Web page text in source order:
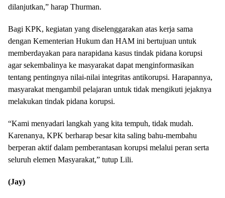
dilanjutkan,” harap Thurman.
Bagi KPK, kegiatan yang diselenggarakan atas kerja sama
dengan Kementerian Hukum dan HAM ini bertujuan untuk
memberdayakan para narapidana kasus tindak pidana korupsi
agar sekembalinya ke masyarakat dapat menginformasikan
tentang pentingnya nilai-nilai integritas antikorupsi. Harapannya,
masyarakat mengambil pelajaran untuk tidak mengikuti jejaknya
melakukan tindak pidana korupsi.
“Kami menyadari langkah yang kita tempuh, tidak mudah.
Karenanya, KPK berharap besar kita saling bahu-membahu
berperan aktif dalam pemberantasan korupsi melalui peran serta
seluruh elemen Masyarakat,” tutup Lili.
(Jay)